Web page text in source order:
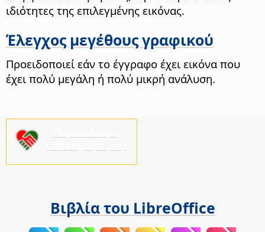
ιδιότητες της επιλεγμένης εικόνας.
Έλεγχος μεγέθους γραφικού
Προειδοποιεί εάν το έγγραφο έχει εικόνα που
έχει πολύ μεγάλη ή πολύ μικρή ανάλυση.
Βιβλία του LibreOffice